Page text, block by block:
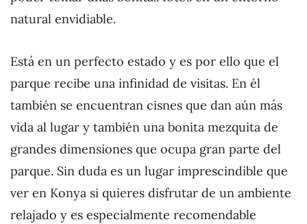
natural envidiable.
Está en un perfecto estado y es por ello que el
parque recibe una infinidad de visitas. En él
también se encuentran cisnes que dan aún más
vida al lugar y también una bonita mezquita de
grandes dimensiones que ocupa gran parte del
parque. Sin duda es un lugar imprescindible que
ver en Konya si quieres disfrutar de un ambiente
relajado y es especialmente recomendable